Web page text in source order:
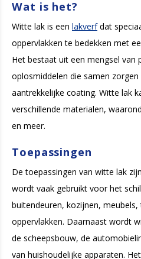
Wat is het?
Witte lak is een lakverfdat
oppervlakken te bedekken met
Het bestaat uit een mengsel van
oplosmiddelen die samen
aantrekkelijke coating. Witte lak
verschillende materialen,
en meer.
Toepassingen
De toepassingen van witte lak
wordt vaak gebruikt voor het
buitendeuren, kozijnen,
oppervlakken. Daarnaast wordt
de scheepsbouw, de
van huishoudelijke apparaten.